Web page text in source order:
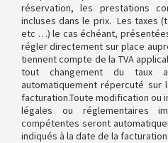
réservation, les prestations
incluses dans le prix. Les taxes
etc …) le cas échéant,
régler directement sur place
tiennent compte de la TVA
tout changement du taux
automatiquement répercuté
facturation.Toute modification ou
légales ou réglementaires
compétentes seront
indiqués à la date de la facturation.